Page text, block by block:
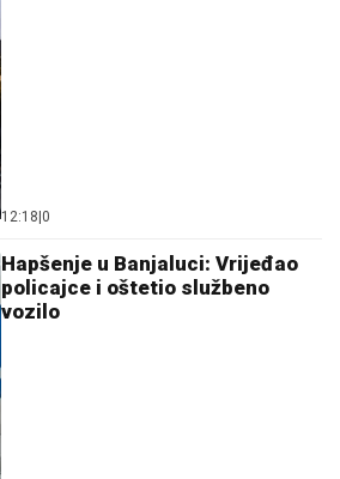
12:18 0
Hapšenje u Banjaluci: Vrijeđao
policajce i oštetio službeno
vozilo